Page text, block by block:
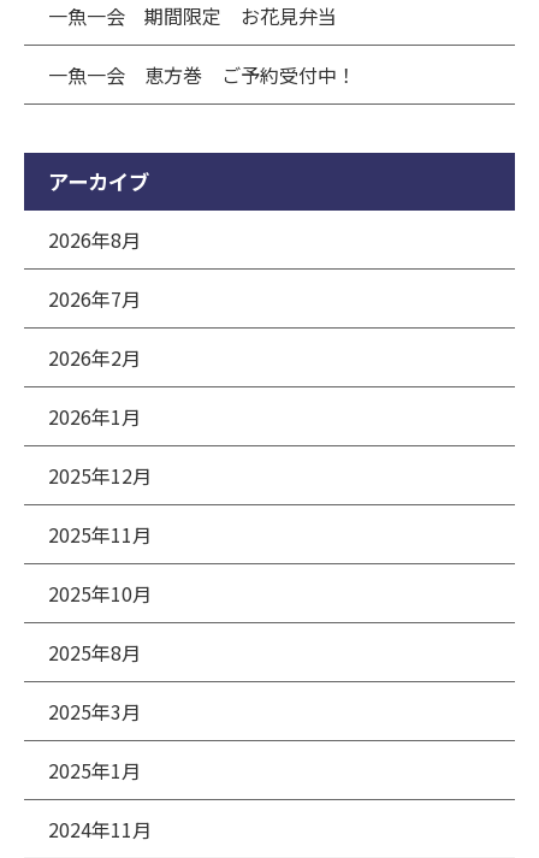
一魚一会 期間限定 お花見弁当
一魚一会 恵方巻 ご予約受付中！
アーカイブ
2026年8月
2026年7月
2026年2月
2026年1月
2025年12月
2025年11月
2025年10月
2025年8月
2025年3月
2025年1月
2024年11月